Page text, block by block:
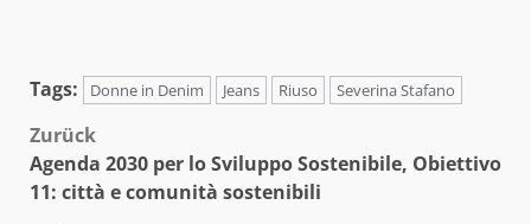
Tags: Donne in Denim Jeans Riuso Severina Stafano
Beitragsnavigation
Zurück
Agenda 2030 per lo Sviluppo Sostenibile, Obiettivo
11: città e comunità sostenibili